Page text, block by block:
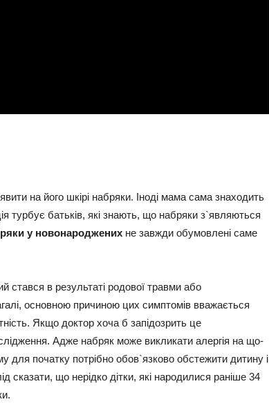
на його шкірі набряки. Іноді мама сама знаходить
турбує батьків, які знають, що набряки з`являються
у новонароджених не завжди обумовлені саме
стався в результаті родової травми або
основною причиною цих симптомів вважається
Якщо доктор хоча б запідозрить це
Адже набряк може викликати алергія на що-
початку потрібно обов`язково обстежити дитину і
сказати, що нерідко дітки, які народилися раніше 34